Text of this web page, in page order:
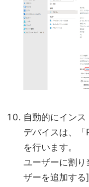
自動的にイン
デバイスは、
を行います。
ユーザーに割
ザーを追加する